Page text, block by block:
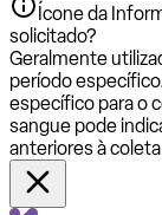
Ícone da
solicitado?
Geralmente
período
específico para o
sangue pode
anteriores à